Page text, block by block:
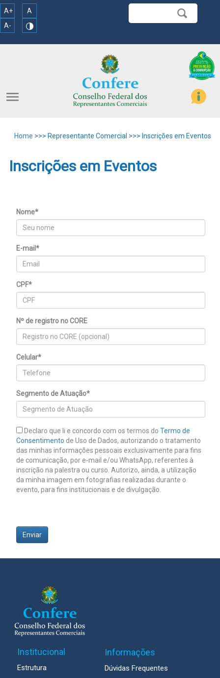
A+
A
A-
menu
Home >>> Representante Comercial >>> Inscrições em Eventos
Inscrições em Eventos
Nome*
E-mail*
CPF*
Nº de registro no CORE
Celular*
Segmento de Atuação*
Declaro que li e concordo com os termos do Termo de
Consentimento de Uso de Dados, autorizando o tratamento
das minhas informações pessoais exclusivamente para fins
de comunicação, por e-mail e/ou WhatsApp, referentes à
inscrição na palestra ou curso. Autorizo, ainda, a utilização
da minha imagem em fotografias realizadas durante o
evento, para fins institucionais e de divulgação.
Enviar
Institucional
Estrutura
Informações
Dúvidas Frequentes